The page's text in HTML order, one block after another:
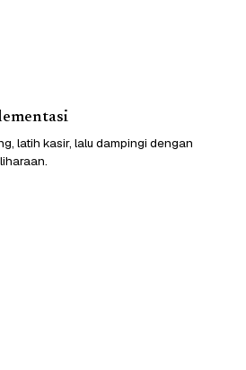
latih kasir, lalu dampingi dengan